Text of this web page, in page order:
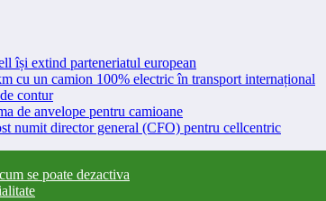
își extind parteneriatul european
cu un camion 100% electric în transport internațional
contur
de anvelope pentru camioane
numit director general (CFO) pentru cellcentric
se poate dezactiva